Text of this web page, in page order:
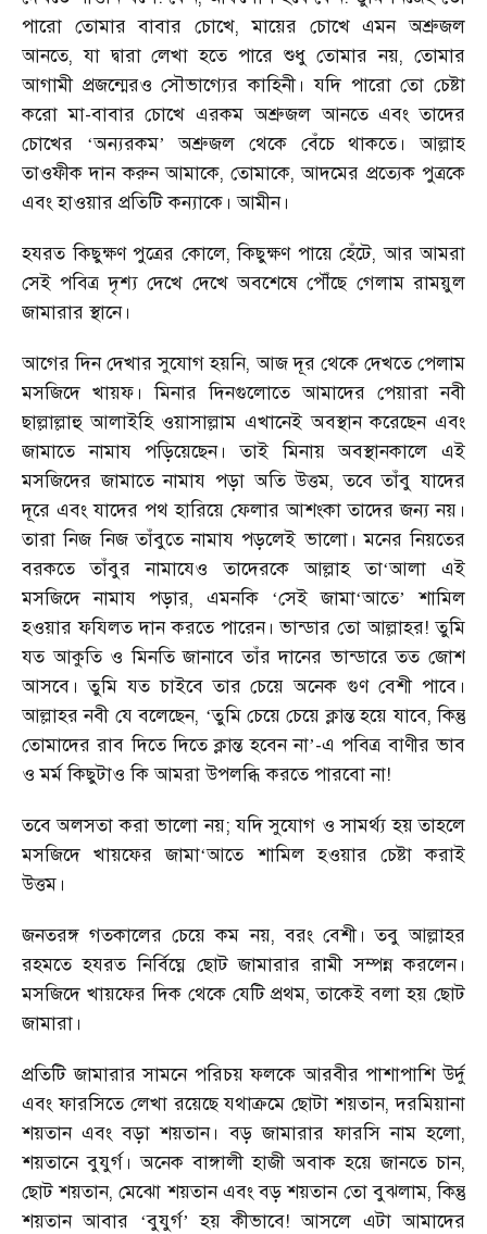
পারো তোমার বাবার চোখে, মায়ের চোখে এমন অশ্রুজল
আনতে, যা দ্বারা লেখা হতে পারে শুধু তোমার নয়, তোমার
আগামী প্রজন্মেরও সৌভাগ্যের কাহিনী। যদি পারো তো চেষ্টা
করো মা-বাবার চোখে এরকম অশ্রুজল আনতে এবং তাদের
চোখের
‘অন্যরকম’
অশ্রুজল থেকে বেঁচে থাকতে। আল্লাহ
তাওফীক দান করুন আমাকে, তোমাকে, আদমের প্রত্যেক পুত্রকে
এবং হাওয়ার প্রতিটি কন্যাকে। আমীন।
হযরত কিছুক্ষণ পুত্রের কোলে, কিছুক্ষণ পায়ে হেঁটে, আর আমরা
সেই পবিত্র দৃশ্য দেখে দেখে অবশেষে পৌঁছে গেলাম রাময়ুল
জামারার স্থানে।
আগের দিন দেখার সুযোগ হয়নি, আজ দূর থেকে দেখতে পেলাম
মসজিদে খায়ফ। মিনার দিনগুলোতে আমাদের পেয়ারা নবী
ছাল্লাল্লাহু আলাইহি ওয়াসাল্লাম এখানেই অবস্থান করেছেন এবং
জামাতে নামায পড়িয়েছেন। তাই মিনায় অবস্থানকালে এই
মসজিদের জামাতে নামায পড়া অতি উত্তম, তবে তাঁবু যাদের
দূরে এবং যাদের পথ হারিয়ে ফেলার আশংকা তাদের জন্য নয়।
তারা নিজ নিজ তাঁবুতে নামায পড়লেই ভালো। মনের নিয়তের
বরকতে তাঁবুর নামাযেও তাদেরকে আল্লাহ তা‘আলা এই
মসজিদে নামায পড়ার, এমনকি
‘সেই জামা‘আতে’
শামিল
হওয়ার ফযিলত দান করতে পারেন। ভান্ডার তো আল্লাহর! তুমি
যত আকুতি ও মিনতি জানাবে তাঁর দানের ভান্ডারে তত জোশ
আসবে। তুমি যত চাইবে তার চেয়ে অনেক গুণ বেশী পাবে।
আল্লাহর নবী যে বলেছেন, ‘তুমি চেয়ে চেয়ে ক্লান্ত হয়ে যাবে, কিন্তু
তোমাদের রাব দিতে দিতে ক্লান্ত হবেন না’-এ পবিত্র বাণীর ভাব
ও মর্ম কিছুটাও কি আমরা উপলব্ধি করতে পারবো না!
তবে অলসতা করা ভালো নয়; যদি সুযোগ ও সামর্থ্য হয় তাহলে
মসজিদে খায়ফের জামা‘আতে শামিল হওয়ার চেষ্টা করাই
উত্তম।
জনতরঙ্গ গতকালের চেয়ে কম নয়, বরং বেশী। তবু আল্লাহর
রহমতে হযরত নির্বিঘ্নে ছোট জামারার রামী সম্পন্ন করলেন।
মসজিদে খায়ফের দিক থেকে যেটি প্রথম, তাকেই বলা হয় ছোট
জামারা।
প্রতিটি জামারার সামনে পরিচয় ফলকে আরবীর পাশাপাশি উর্দু
এবং ফারসিতে লেখা রয়েছে যথাক্রমে ছোটা শয়তান, দরমিয়ানা
শয়তান এবং বড়া শয়তান। বড় জামারার ফারসি নাম হলো,
শয়তানে বুযুর্গ। অনেক বাঙ্গালী হাজী অবাক হয়ে জানতে চান,
ছোট শয়তান, মেঝো শয়তান এবং বড় শয়তান তো বুঝলাম, কিন্তু
শয়তান আবার
‘বুযুর্গ’ হয় কীভাবে! আসলে এটা আমাদের